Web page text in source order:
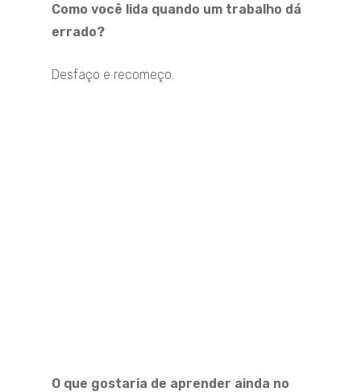
Como você lida quando um trabalho dá
errado?
Desfaço e recomeço.
O que gostaria de aprender ainda no